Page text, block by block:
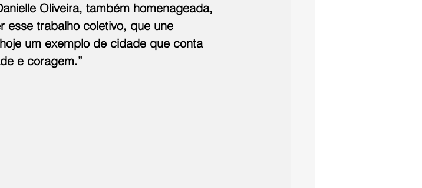
Oliveira, também homenageada,
esse trabalho coletivo, que une
um exemplo de cidade que conta
e coragem.”